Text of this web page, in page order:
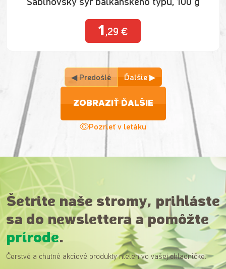
1 ,29 €
◀ Predošlé Ďalšie ▶
ZOBRAZIŤ ĎALŠIE
Pozrieť v letáku
Šetrite naše stromy, prihláste
sa do newslettera a pomôžte
prírode.
Čerstvé a chutné akciové produkty nielen vo vašej chladničke.